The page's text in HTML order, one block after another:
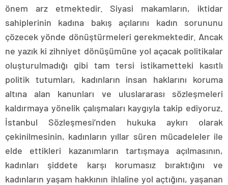
önem arz etmektedir. Siyasi makamların, iktidar
sahiplerinin kadına bakış açılarını kadın sorununu
çözecek yönde dönüştürmeleri gerekmektedir. Ancak
ne yazık ki zihniyet dönüşümüne yol açacak politikalar
oluşturulmadığı gibi tam tersi istikametteki kasıtlı
politik tutumları, kadınların insan haklarını koruma
altına alan kanunları ve uluslararası sözleşmeleri
kaldırmaya yönelik çalışmaları kaygıyla takip ediyoruz.
İstanbul Sözleşmesi’nden hukuka aykırı olarak
çekinilmesinin, kadınların yıllar süren mücadeleler ile
elde ettikleri kazanımların tartışmaya açılmasının,
kadınları şiddete karşı korumasız bıraktığını ve
kadınların yaşam hakkının ihlaline yol açtığını, yaşanan